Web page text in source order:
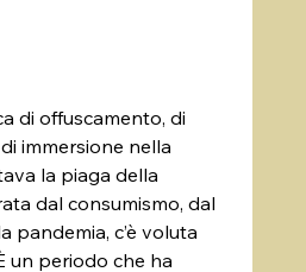
di offuscamento, di
immersione nella
la piaga della
dal consumismo, dal
pandemia, c’è voluta
un periodo che ha